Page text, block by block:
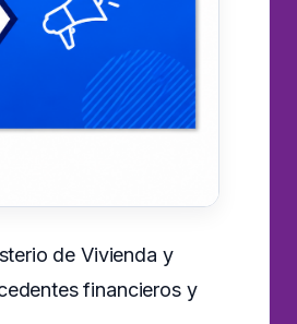
de Vivienda y
financieros y